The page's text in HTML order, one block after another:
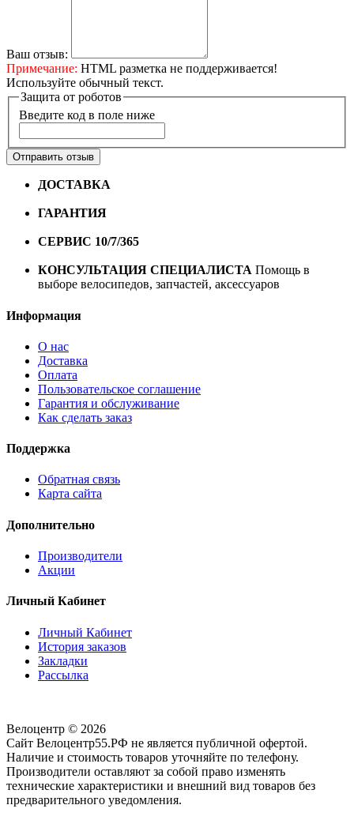
Ваш отзыв:
Примечание: HTML разметка не поддерживается!
Используйте обычный текст.
Защита от роботов
Введите код в поле ниже
Отправить отзыв
ДОСТАВКА
ГАРАНТИЯ
СЕРВИС 10/7/365
КОНСУЛЬТАЦИЯ СПЕЦИАЛИСТА Помощь в
выборе велосипедов, запчастей, аксессуаров
Информация
О нас
Доставка
Оплата
Пользовательское соглашение
Гарантия и обслуживание
Как сделать заказ
Поддержка
Обратная связь
Карта сайта
Дополнительно
Производители
Акции
Личный Кабинет
Личный Кабинет
История заказов
Закладки
Рассылка
Велоцентр © 2026
Сайт Велоцентр55.РФ не является публичной офертой.
Наличие и стоимость товаров уточняйте по телефону.
Производители оставляют за собой право изменять
технические характеристики и внешний вид товаров без
предварительного уведомления.